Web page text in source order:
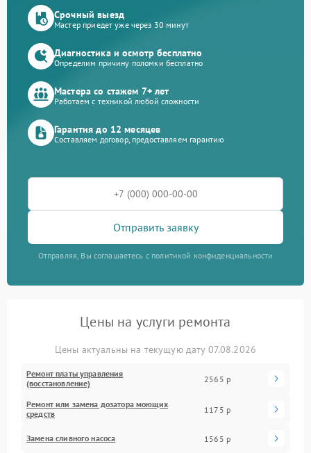
Срочный выезд
Мастер приедет уже через 30 минут
Диагностика и осмотр бесплатно
Определим причину поломки бесплатно
Мастера со стажем 7+ лет
Работаем с техникой любой сложности
Гарантия до 12 месяцев
Составляем договор, предоставляем гарантию
Отправить заявку
Отправляя, Вы соглашаетесь с политикой конфиденциальности
Цены на услуги ремонта
Цены актуальны на текущую дату 07.08.2026
Ремонт платы управления
(восстановление)
2565 р
Ремонт или замена дозатора моющих
средств
1175 р
Замена сливного насоса 1565 р